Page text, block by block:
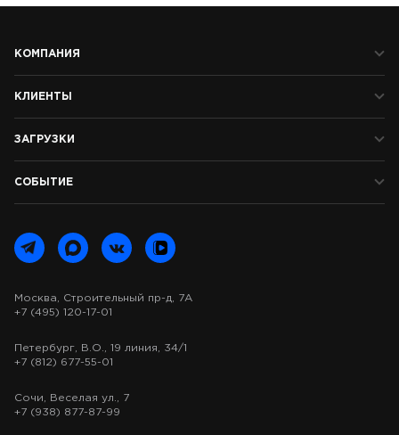
Москва, Строительный пр-д, 7А
+7 (495) 120-17-01
Петербург, В.О., 19 линия, 34/1
+7 (812) 677-55-01
Сочи, Веселая ул., 7
+7 (938) 877-87-99
КОМПАНИЯ
КЛИЕНТЫ
ЗАГРУЗКИ
СОБЫТИЕ